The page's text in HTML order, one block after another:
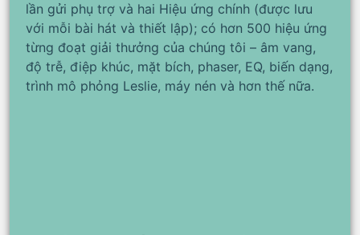
lần gửi phụ trợ và hai Hiệu ứng chính (được lưu
với mỗi bài hát và thiết lập); có hơn 500 hiệu ứng
từng đoạt giải thưởng của chúng tôi – âm vang,
độ trễ, điệp khúc, mặt bích, phaser, EQ, biến dạng,
trình mô phỏng Leslie, máy nén và hơn thế nữa.